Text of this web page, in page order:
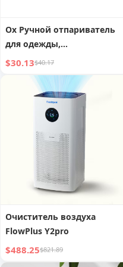
Ox Ручной отпариватель
для одежды,
прессовальные машины
для дома, маленький
электрический утюг,
большой пар, глажка
одежды, фантастический
продукт, портативный
$30.13$40.17
Очиститель воздуха
FlowPlus Y2pro
$488.25$821.89